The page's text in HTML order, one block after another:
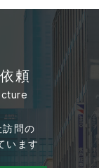
頼
問の
います